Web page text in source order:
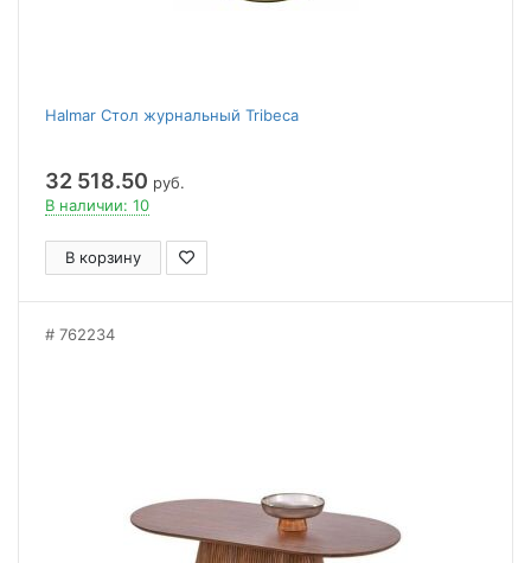
Halmar Стол журнальный Tribeca
32 518.50 руб.
В наличии: 10
В корзину
762234